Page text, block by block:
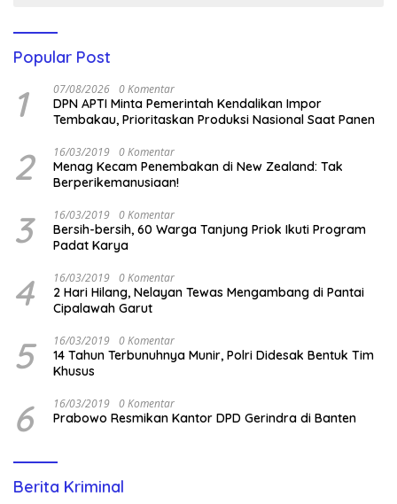
Popular Post
1 07/08/2026 0 Komentar
DPN APTI Minta Pemerintah Kendalikan Impor
Tembakau, Prioritaskan Produksi Nasional Saat Panen
2 16/03/2019 0 Komentar
Menag Kecam Penembakan di New Zealand: Tak
Berperikemanusiaan!
3 16/03/2019 0 Komentar
Bersih-bersih, 60 Warga Tanjung Priok Ikuti Program
Padat Karya
4 16/03/2019 0 Komentar
2 Hari Hilang, Nelayan Tewas Mengambang di Pantai
Cipalawah Garut
5 16/03/2019 0 Komentar
14 Tahun Terbunuhnya Munir, Polri Didesak Bentuk Tim
Khusus
6 16/03/2019 0 Komentar
Prabowo Resmikan Kantor DPD Gerindra di Banten
Berita Kriminal